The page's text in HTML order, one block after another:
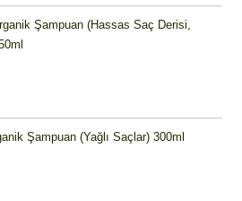
Şampuan (Hassas Saç Derisi,
Şampuan (Yağlı Saçlar) 300ml